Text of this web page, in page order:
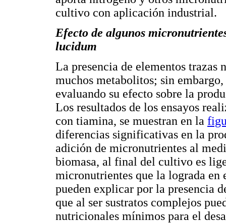
cultivo con aplicación industrial.
Efecto de algunos
lucidum
La presencia de elementos
muchos metabolitos; sin
evaluando su efecto sobre la
Los resultados de los ensayos
con tiamina, se muestran en la
diferencias significativas en la
adición de micronutrientes al
biomasa, al final del cultivo es
micronutrientes que la lograda en
pueden explicar por la presencia
que al ser sustratos complejos
nutricionales mínimos para el